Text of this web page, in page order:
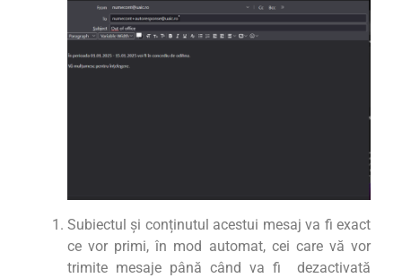
Subiectul și conținutul acestui mesaj va fi exact
ce vor primi, în mod automat, cei care vă vor
trimite mesaje până când va fi dezactivată